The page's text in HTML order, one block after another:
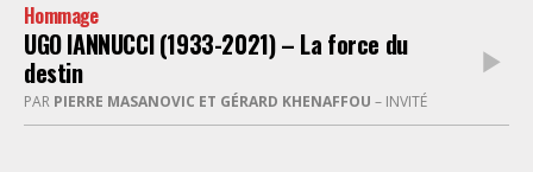
Hommage
UGO IANNUCCI (1933-2021) – La force du
destin
PAR PIERRE MASANOVIC ET GÉRARD KHENAFFOU – INVITÉ